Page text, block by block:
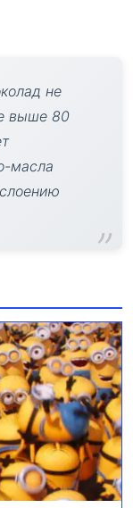
не
выше 80
масла